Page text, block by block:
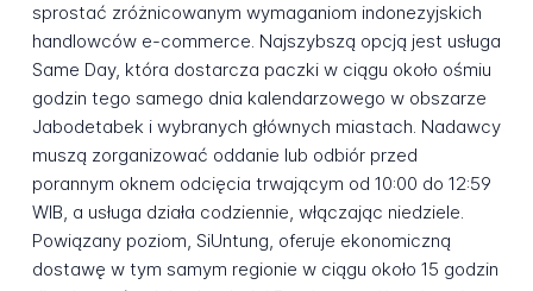
sprostać zróżnicowanym wymaganiom indonezyjskich
handlowców e-commerce. Najszybszą opcją jest usługa
Same Day, która dostarcza paczki w ciągu około ośmiu
godzin tego samego dnia kalendarzowego w obszarze
Jabodetabek i wybranych głównych miastach. Nadawcy
muszą zorganizować oddanie lub odbiór przed
porannym oknem odcięcia trwającym od 10:00 do 12:59
WIB, a usługa działa codziennie, włączając niedziele.
Powiązany poziom, SiUntung, oferuje ekonomiczną
dostawę w tym samym regionie w ciągu około 15 godzin